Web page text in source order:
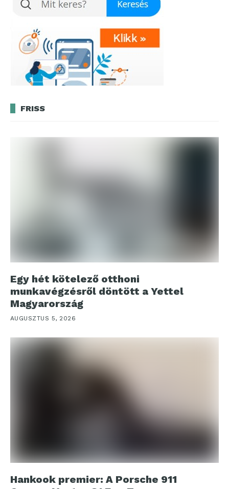
FRISS
Egy hét kötelező otthoni
munkavégzésről döntött a Yettel
Magyarország
AUGUSZTUS 5, 2026
Hankook premier: A Porsche 911